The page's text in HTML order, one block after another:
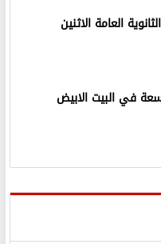
العامة الاثنين
في البيت الابيض